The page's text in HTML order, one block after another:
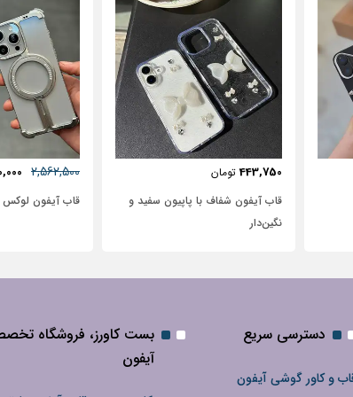
و
2,562,500
2,950,000
قاب آیفون لوکس بامپر OATSBASF
631,250
دسترسی سریع
و کاور گوشی آیفون
بست کاورز، فروشگاه
آیفون